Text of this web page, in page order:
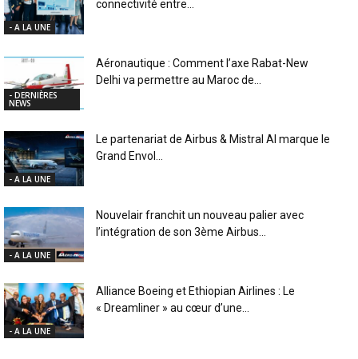
- A LA UNE
connectivité entre...
- DERNIÈRES
NEWS
Aéronautique : Comment l’axe Rabat-New
Delhi va permettre au Maroc de...
- A LA UNE
Le partenariat de Airbus & Mistral AI marque le
Grand Envol...
- A LA UNE
Nouvelair franchit un nouveau palier avec
l’intégration de son 3ème Airbus...
- A LA UNE
Alliance Boeing et Ethiopian Airlines : Le
« Dreamliner » au cœur d’une...